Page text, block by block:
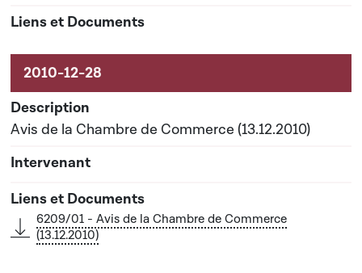
Avis de la Chambre de Commerce (13.12.2010)
6209/01 - Avis de la Chambre de Commerce
(13.12.2010)